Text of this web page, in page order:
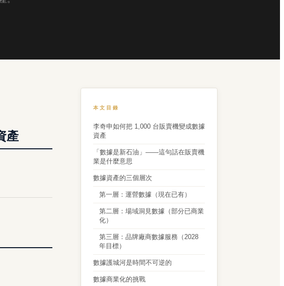
產
本文目錄
李奇申如何把 1,000 台販賣機變成數據
資產
「數據是新石油」——這句話在販賣機
業是什麼意思
數據資產的三個層次
第一層：運營數據（現在已有）
第二層：場域洞見數據（部分已商業
化）
第三層：品牌廠商數據服務（2028
年目標）
數據護城河是時間不可逆的
數據商業化的挑戰